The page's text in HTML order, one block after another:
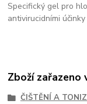
Specifický gel pro
antivirucidními účinky
Zboží zařazeno
ČIŠTĚNÍ A